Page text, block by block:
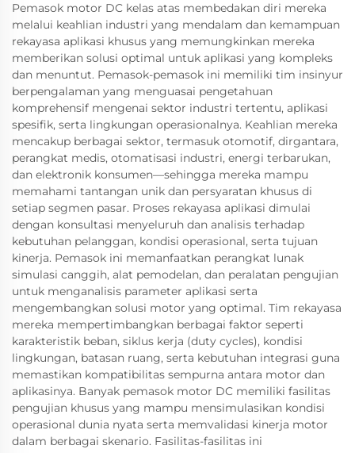
Pemasok motor DC kelas atas membedakan diri mereka
melalui keahlian industri yang mendalam dan kemampuan
rekayasa aplikasi khusus yang memungkinkan mereka
memberikan solusi optimal untuk aplikasi yang kompleks
dan menuntut. Pemasok-pemasok ini memiliki tim insinyur
berpengalaman yang menguasai pengetahuan
komprehensif mengenai sektor industri tertentu, aplikasi
spesifik, serta lingkungan operasionalnya. Keahlian mereka
mencakup berbagai sektor, termasuk otomotif, dirgantara,
perangkat medis, otomatisasi industri, energi terbarukan,
dan elektronik konsumen—sehingga mereka mampu
memahami tantangan unik dan persyaratan khusus di
setiap segmen pasar. Proses rekayasa aplikasi dimulai
dengan konsultasi menyeluruh dan analisis terhadap
kebutuhan pelanggan, kondisi operasional, serta tujuan
kinerja. Pemasok ini memanfaatkan perangkat lunak
simulasi canggih, alat pemodelan, dan peralatan pengujian
untuk menganalisis parameter aplikasi serta
mengembangkan solusi motor yang optimal. Tim rekayasa
mereka mempertimbangkan berbagai faktor seperti
karakteristik beban, siklus kerja (duty cycles), kondisi
lingkungan, batasan ruang, serta kebutuhan integrasi guna
memastikan kompatibilitas sempurna antara motor dan
aplikasinya. Banyak pemasok motor DC memiliki fasilitas
pengujian khusus yang mampu mensimulasikan kondisi
operasional dunia nyata serta memvalidasi kinerja motor
dalam berbagai skenario. Fasilitas-fasilitas ini